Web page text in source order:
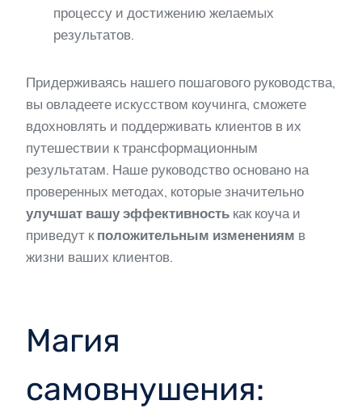
процессу и достижению желаемых
результатов.
Придерживаясь нашего пошагового руководства,
вы овладеете искусством коучинга, сможете
вдохновлять и поддерживать клиентов в их
путешествии к трансформационным
результатам. Наше руководство основано на
проверенных методах, которые значительно
улучшат вашу эффективность как коуча и
приведут к положительным изменениям в
жизни ваших клиентов.
Магия
самовнушения: